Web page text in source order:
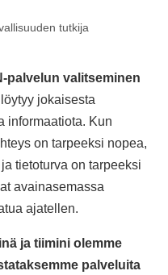
tutkija
palvelun valitseminen
jokaisesta
informaatiota. Kun
on tarpeeksi nopea,
tietoturva on tarpeeksi
avainasemassa
ajatellen.
ja tiimini olemme
palveluita